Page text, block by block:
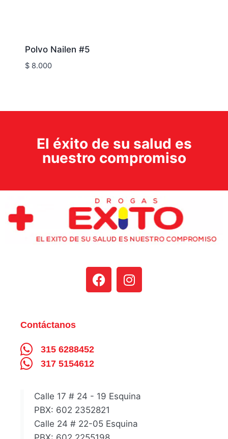
Polvo Nailen #5
$8.000
El éxito de su salud es
nuestro compromiso
Contáctanos
315 6288452
317 5154612
Calle 17 # 24 - 19 Esquina
PBX: 602 2352821
Calle 24 # 22-05 Esquina